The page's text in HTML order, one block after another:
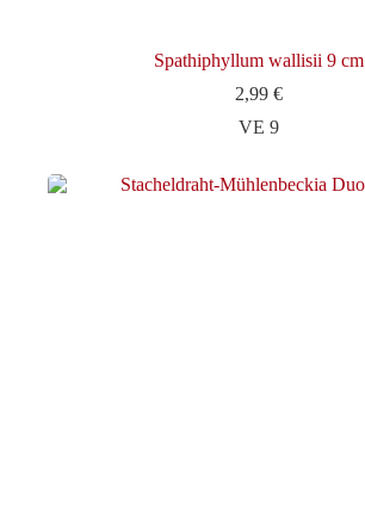
Spathiphyllum wallisii 9 cm
2,99€
VE 9